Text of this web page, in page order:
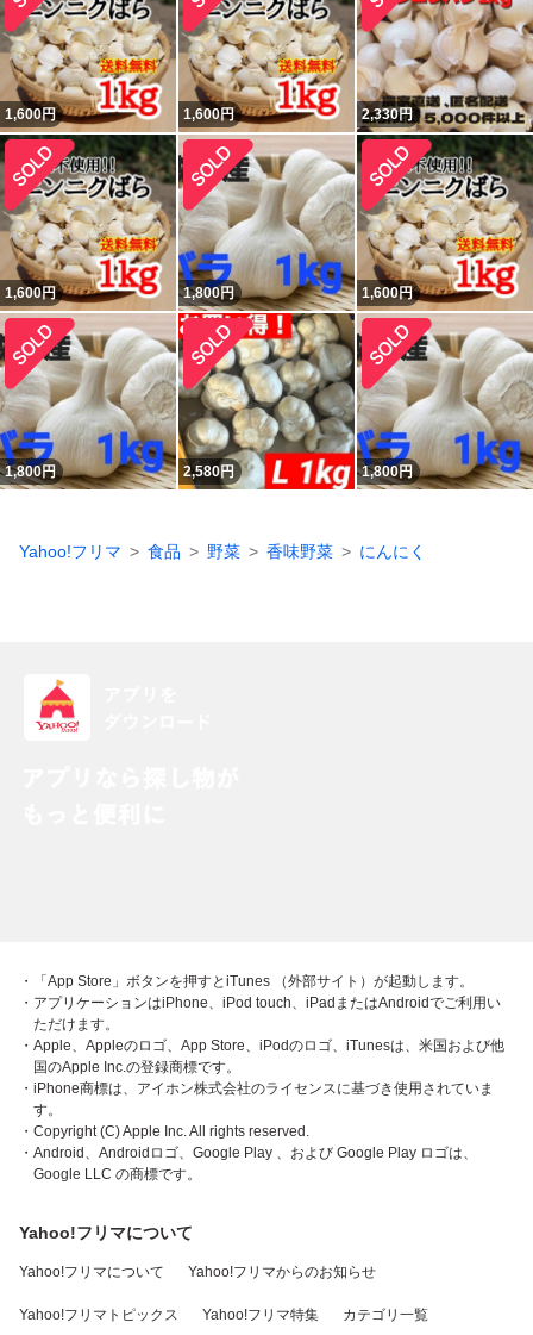
1,600円 1,600円 2,330円
1,600円 1,800円 1,600円
1,800円 2,580円 1,800円
Yahoo!フリマ 食品 野菜 香味野菜 にんにく
・「App Store」ボタンを押すとiTunes （外部サイト）が起動します。
・アプリケーションはiPhone、iPod touch、iPadまたはAndroidでご利用い
ただけます。
・Apple、Appleのロゴ、App Store、iPodのロゴ、iTunesは、米国および他
国のApple Inc.の登録商標です。
・iPhone商標は、アイホン株式会社のライセンスに基づき使用されていま
す。
・Copyright (C) Apple Inc. All rights reserved.
・Android、Androidロゴ、Google Play 、および Google Play ロゴは、
Google LLC の商標です。
Yahoo!フリマについて
Yahoo!フリマについて Yahoo!フリマからのお知らせ
Yahoo!フリマトピックス Yahoo!フリマ特集 カテゴリ一覧